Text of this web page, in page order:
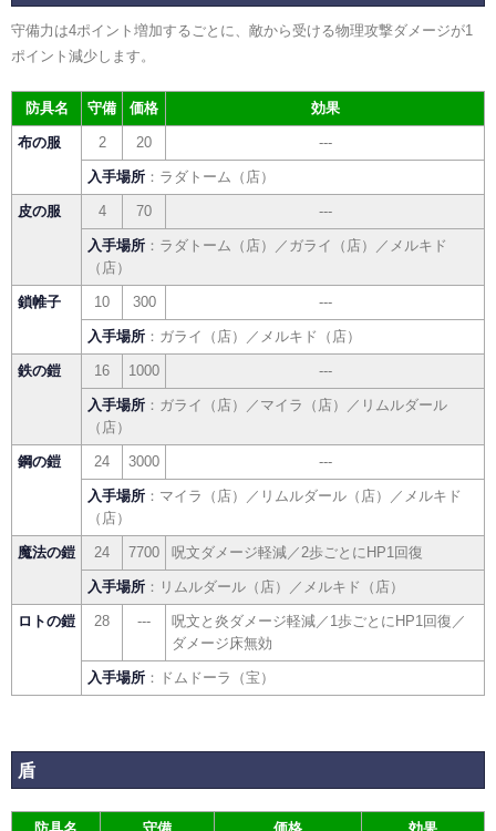
守備力は4ポイント増加するごとに、敵から受ける物理攻撃ダメージが1
ポイント減少します。
防具名 守備 価格 効果
布の服 2 20 ---
入手場所 ：ラダトーム（店）
皮の服 4 70 ---
入手場所 ：ラダトーム（店）／ガライ（店）／メルキド
（店）
鎖帷子 10 300 ---
入手場所 ：ガライ（店）／メルキド（店）
鉄の鎧 16 1000 ---
入手場所 ：ガライ（店）／マイラ（店）／リムルダール
（店）
鋼の鎧 24 3000 ---
入手場所 ：マイラ（店）／リムルダール（店）／メルキド
（店）
魔法の鎧 24 7700 呪文ダメージ軽減／2歩ごとにHP1回復
入手場所 ：リムルダール（店）／メルキド（店）
ロトの鎧 28 ---
呪文と炎ダメージ軽減／1歩ごとにHP1回復／
ダメージ床無効
入手場所 ：ドムドーラ（宝）
盾